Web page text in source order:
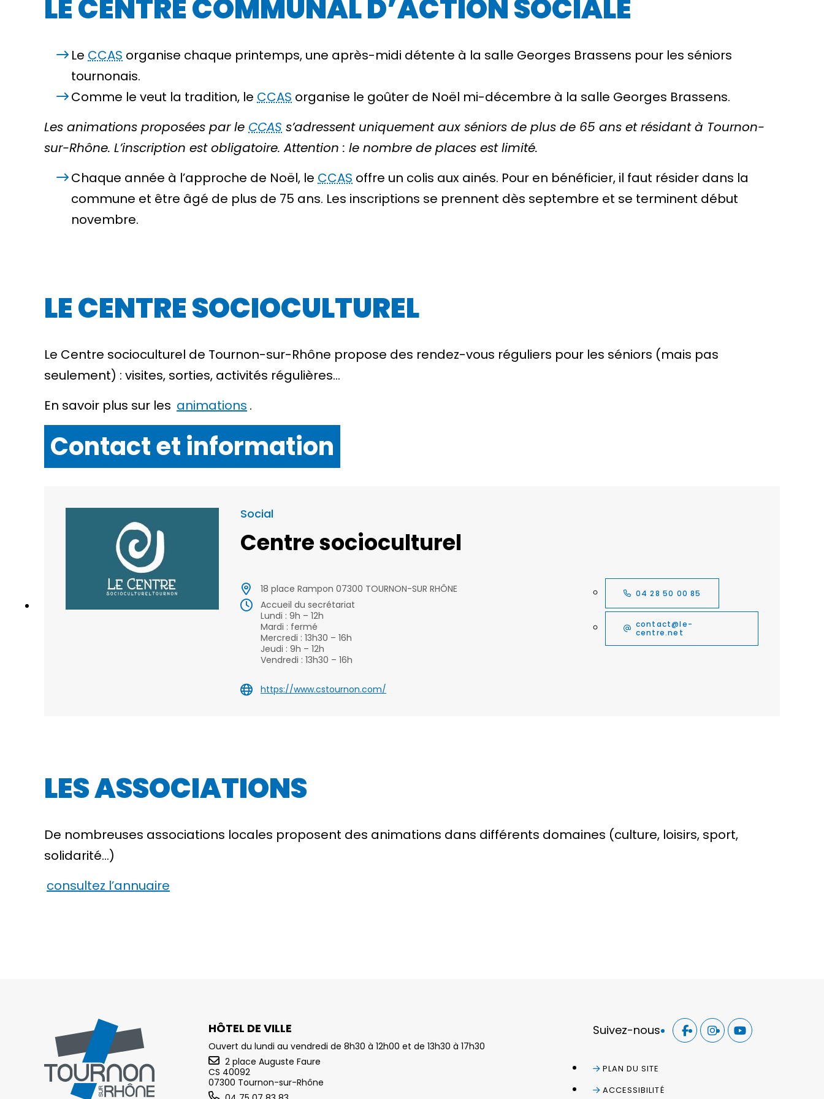
LE CENTRE COMMUNAL D’ACTION SOCIALE
Le CCAS organise chaque printemps, une après-midi détente à la salle Georges Brassens pour les séniors
tournonais.
Comme le veut la tradition, le CCAS organise le goûter de Noël mi-décembre à la salle Georges Brassens.
Les animations proposées par le CCAS s’adressent uniquement aux séniors de plus de 65 ans et résidant à Tournon-
sur-Rhône. L’inscription est obligatoire. Attention : le nombre de places est limité.
Chaque année à l’approche de Noël, le CCAS offre un colis aux ainés. Pour en bénéficier, il faut résider dans la
commune et être âgé de plus de 75 ans. Les inscriptions se prennent dès septembre et se terminent début
novembre.
LE CENTRE SOCIOCULTUREL
Le Centre socioculturel de Tournon-sur-Rhône propose des rendez-vous réguliers pour les séniors (mais pas
seulement) : visites, sorties, activités régulières…
En savoir plus sur les animations .
Contact et information
Social
Centre socioculturel
18 place Rampon 07300 TOURNON-SUR RHÔNE
Accueil du secrétariat
Lundi : 9h – 12h
Mardi : fermé
Mercredi : 13h30 – 16h
Jeudi : 9h – 12h
Vendredi : 13h30 – 16h
https://www.cstournon.com/
04 28 50 00 85
contact@le-
centre.net
LES ASSOCIATIONS
De nombreuses associations locales proposent des animations dans différents domaines (culture, loisirs, sport,
solidarité…)
consultez l’annuaire
HÔTEL DE VILLE
Ouvert du lundi au vendredi de 8h30 à 12h00 et de 13h30 à 17h30
2 place Auguste Faure
CS 40092
07300 Tournon-sur-Rhône
Suivez-nous
PLAN DU SITE
ACCESSIBILITÉ